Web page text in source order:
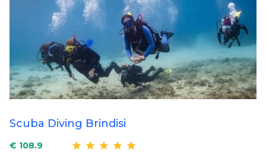
Scuba Diving Brindisi
€ 108.9